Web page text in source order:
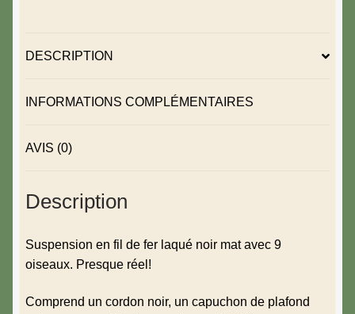
DESCRIPTION
INFORMATIONS COMPLÉMENTAIRES
AVIS (0)
Description
Suspension en fil de fer laqué noir mat avec 9
oiseaux. Presque réel!
Comprend un cordon noir, un capuchon de plafond